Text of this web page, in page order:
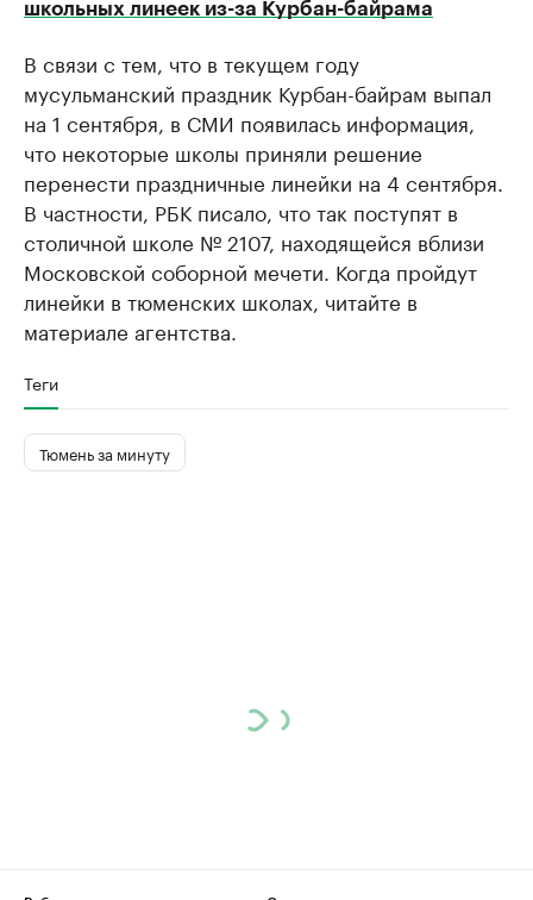
школьных линеек из-за Курбан-байрама
В связи с тем, что в текущем году
мусульманский праздник Курбан-байрам выпал
на 1 сентября, в СМИ появилась информация,
что некоторые школы приняли решение
перенести праздничные линейки на 4 сентября.
В частности, РБК писало, что так поступят в
столичной школе № 2107, находящейся вблизи
Московской соборной мечети. Когда пройдут
линейки в тюменских школах, читайте в
материале агентства.
Теги
Тюмень за минуту